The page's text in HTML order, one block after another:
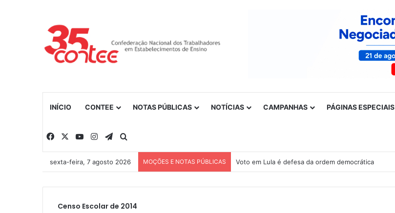
INÍCIO CONTEE NOTAS PÚBLICAS NOTÍCIAS CAMPANHAS PÁGINAS ESPECIAIS
Facebook YouTubeInstagramTelegram
sexta-feira, 7 agosto 2026 MOÇÕES E NOTAS PÚBLICAS Voto em Lula é defesa da ordem democrática
Censo Escolar de 2014